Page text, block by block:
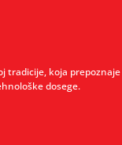
tradicije, koja
dosege.